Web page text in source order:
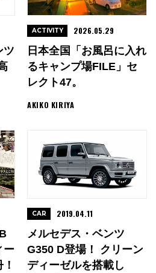
ツ
日本全国「お風呂に入れ
るキャンプ場FILE」セ
レクト47。
AKIKO KIRIYA
ACTIVITY 2026.05.29
ー
メルセデス・ベンツ
G350 D登場！ クリーン
ディーゼルを搭載し
CAR 2019.04.11